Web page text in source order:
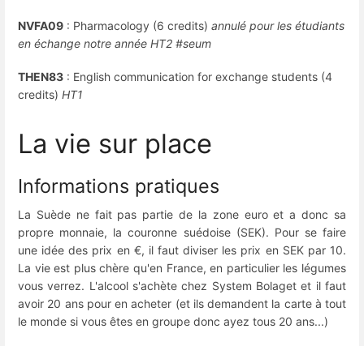
NVFA09 : Pharmacology (6 credits) annulé pour les étudiants
en échange notre année HT2 #seum
THEN83 : English communication for exchange students (4
credits) HT1
La vie sur place
Informations pratiques
La Suède ne fait pas partie de la zone euro et a donc sa
propre monnaie, la couronne suédoise (SEK). Pour se faire
une idée des prix en €, il faut diviser les prix en SEK par 10.
La vie est plus chère qu'en France, en particulier les légumes
vous verrez. L'alcool s'achète chez System Bolaget et il faut
avoir 20 ans pour en acheter (et ils demandent la carte à tout
le monde si vous êtes en groupe donc ayez tous 20 ans...)